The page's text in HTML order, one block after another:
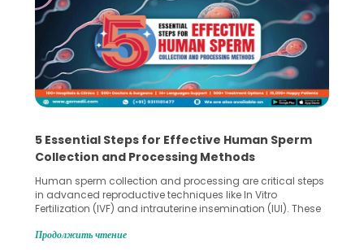
5 Essential Steps for Effective Human Sperm
Collection and Processing Methods
Human sperm collection and processing are critical steps
in advanced reproductive techniques like In Vitro
Fertilization (IVF) and intrauterine insemination (IUI). These
challenges and help couples achieve their dream of
Продолжить чтение